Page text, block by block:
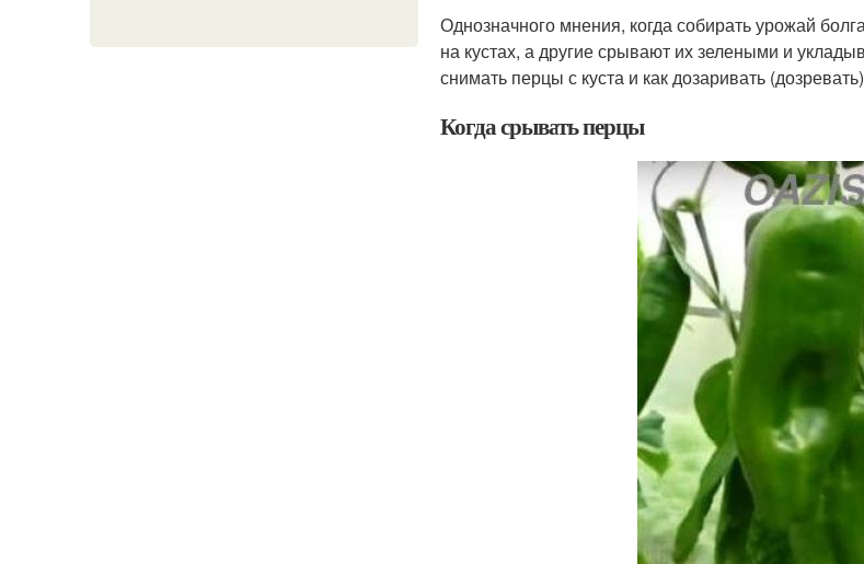
Однозначного мнения, когда собирать урожай
на кустах, а другие срывают их зелеными и
снимать перцы с куста и как дозаривать
Когда срывать перцы